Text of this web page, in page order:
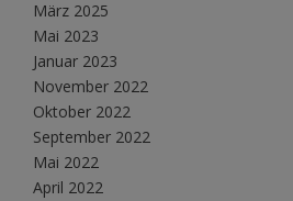
März 2025
Mai 2023
Januar 2023
November 2022
Oktober 2022
September 2022
Mai 2022
April 2022